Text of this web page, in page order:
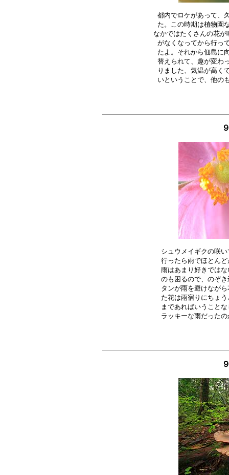
都内でロケがあって、
た。この時期は植物園
なかではたくさんの花
がなくなってから行っ
たよ。それから佃島に
替えられて、趣が変わ
りました、気温が高く
シュウメイギクの咲
行ったら雨でほとん
雨はあまり好きでは
のも困るので、のぞ
タンが雨を避けなが
た花は雨宿りにちょ
まであればいうこと